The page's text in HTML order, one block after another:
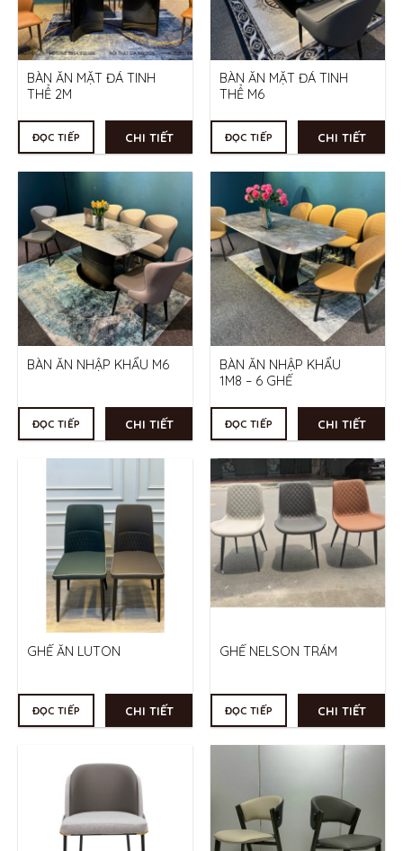
BÀN ĂN MẶT ĐÁ TINH
THỂ 2M
ĐỌC TIẾP CHI TIẾT
BÀN ĂN MẶT ĐÁ TINH
THỂ M6
ĐỌC TIẾP CHI TIẾT
BÀN ĂN NHẬP KHẨU M6
ĐỌC TIẾP CHI TIẾT
BÀN ĂN NHẬP KHẨU
1M8 – 6 GHẾ
ĐỌC TIẾP CHI TIẾT
GHẾ ĂN LUTON
ĐỌC TIẾP CHI TIẾT
GHẾ NELSON TRÁM
ĐỌC TIẾP CHI TIẾT